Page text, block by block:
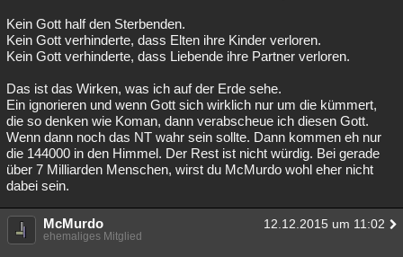
Kein Gott half den Sterbenden.
Kein Gott verhinderte, dass Elten ihre Kinder verloren.
Kein Gott verhinderte, dass Liebende ihre Partner verloren.
Das ist das Wirken, was ich auf der Erde sehe.
Ein ignorieren und wenn Gott sich wirklich nur um die kümmert,
die so denken wie Koman, dann verabscheue ich diesen Gott.
Wenn dann noch das NT wahr sein sollte. Dann kommen eh nur
die 144000 in den Himmel. Der Rest ist nicht würdig. Bei gerade
über 7 Milliarden Menschen, wirst du McMurdo wohl eher nicht
dabei sein.
McMurdo 12.12.2015 um 11:02
ehemaliges Mitglied